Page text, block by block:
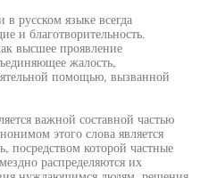
русском языке всегда
и благотворительность.
высшее проявление
жалость,
помощью, вызванной
важной составной частью
этого слова является
посредством которой частные
распределяются их